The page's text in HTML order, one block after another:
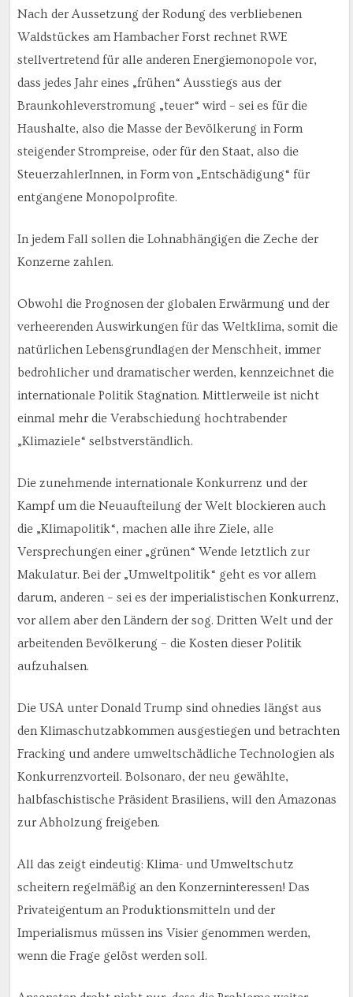
Nach der Aussetzung der Rodung des verbliebenen
Waldstückes am Hambacher Forst rechnet RWE
stellvertretend für alle anderen Energiemonopole vor,
dass jedes Jahr eines „frühen“ Ausstiegs aus der
Braunkohleverstromung „teuer“ wird – sei es für die
Haushalte, also die Masse der Bevölkerung in Form
steigender Strompreise, oder für den Staat, also die
SteuerzahlerInnen, in Form von „Entschädigung“ für
entgangene Monopolprofite.
In jedem Fall sollen die Lohnabhängigen die Zeche der
Konzerne zahlen.
Obwohl die Prognosen der globalen Erwärmung und der
verheerenden Auswirkungen für das Weltklima, somit die
natürlichen Lebensgrundlagen der Menschheit, immer
bedrohlicher und dramatischer werden, kennzeichnet die
internationale Politik Stagnation. Mittlerweile ist nicht
einmal mehr die Verabschiedung hochtrabender
„Klimaziele“ selbstverständlich.
Die zunehmende internationale Konkurrenz und der
Kampf um die Neuaufteilung der Welt blockieren auch
die „Klimapolitik“, machen alle ihre Ziele, alle
Versprechungen einer „grünen“ Wende letztlich zur
Makulatur. Bei der „Umweltpolitik“ geht es vor allem
darum, anderen – sei es der imperialistischen Konkurrenz,
vor allem aber den Ländern der sog. Dritten Welt und der
arbeitenden Bevölkerung – die Kosten dieser Politik
aufzuhalsen.
Die USA unter Donald Trump sind ohnedies längst aus
den Klimaschutzabkommen ausgestiegen und betrachten
Fracking und andere umweltschädliche Technologien als
Konkurrenzvorteil. Bolsonaro, der neu gewählte,
halbfaschistische Präsident Brasiliens, will den Amazonas
zur Abholzung freigeben.
All das zeigt eindeutig: Klima- und Umweltschutz
scheitern regelmäßig an den Konzerninteressen! Das
Privateigentum an Produktionsmitteln und der
Imperialismus müssen ins Visier genommen werden,
wenn die Frage gelöst werden soll.